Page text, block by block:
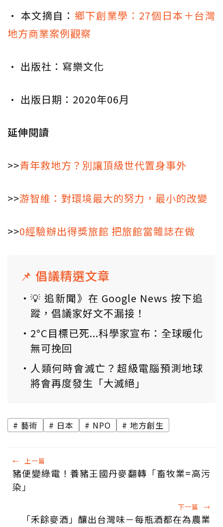
• 本文摘自： 鄉下創業學：27個日本＋台灣
地方商業案例觀察
• 出版社：寫樂文化
• 出版日期：2020年06月
延伸閱讀
>>青年救地方？別讓頂級世代置身事外
>>游智維：對環境最大的努力，最小的改變
>>0經驗辦出得獎旅館 把旅館當雜誌在做
📌 倡議精選文章
💡 追新聞》在 Google News 按下追
蹤，倡議家好文不漏接！
2°C目標已死...科學家宣布：全球暖化
無可挽回
人類何時會滅亡？超級電腦預測地球
將會再度發生「大滅絕」
藝術 日本 NPO 地方創生
← 上一篇
豬便變綠電！養豬王國丹麥翻轉「畜牧業=高污
染」
下一篇 →
「禾餘麥酒」釀出台灣味－每瓶酒都在為農業